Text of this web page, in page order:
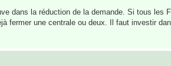
dans la réduction de la demande. Si tous
fermer une centrale ou deux. Il faut investir